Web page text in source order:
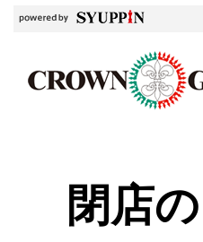
閉店